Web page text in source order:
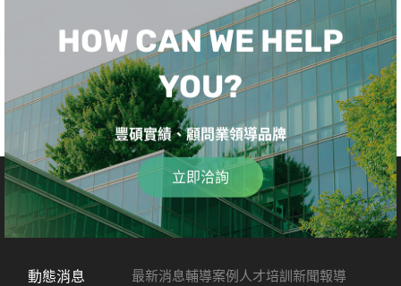
HOW CAN WE HELP
YOU?
豐碩實績、顧問業領導品牌
立即洽詢
動態消息 最新消息輔導案例 人才培訓新聞報導